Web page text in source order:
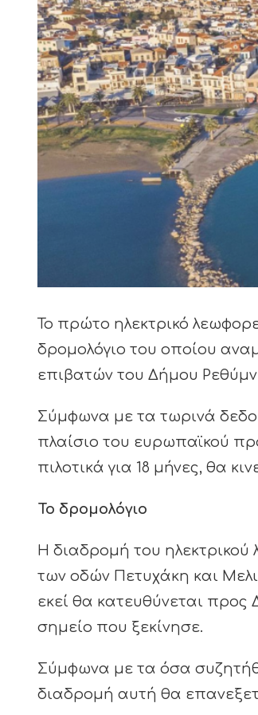
Image
Το πρώτο ηλεκτρικό
δρομολόγιο του οποίου
επιβατών του Δήμου
Σύμφωνα με τα τωρινά
πλαίσιο του ευρωπαϊκού
πιλοτικά για 18 μήνες, θα
Το δρομολόγιο
Η διαδρομή του
των οδών Πετυχάκη και
εκεί θα κατευθύνεται προς
σημείο που ξεκίνησε.
Σύμφωνα με τα όσα
διαδρομή αυτή θα